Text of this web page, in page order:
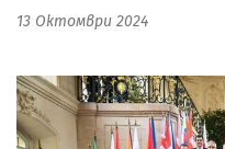
13 Октомври 2024